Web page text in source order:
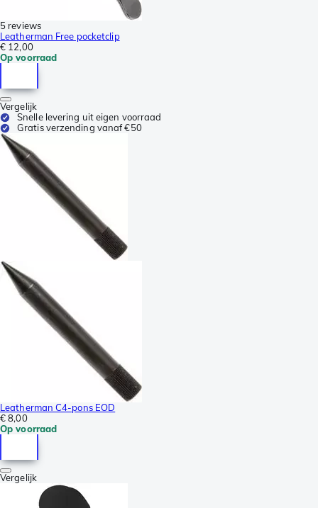
5 reviews
Leatherman Free pocketclip
€ 12,00
Op voorraad
Vergelijk
Snelle levering uit eigen voorraad
Gratis verzending vanaf €50
Leatherman C4-pons EOD
€ 8,00
Op voorraad
Vergelijk